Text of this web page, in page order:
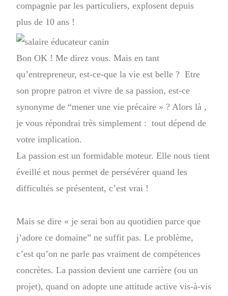
compagnie par les particuliers, explosent depuis
plus de 10 ans !
Bon OK ! Me direz vous. Mais en tant
qu’entrepreneur, est-ce-que la vie est belle ? Etre
son propre patron et vivre de sa passion, est-ce
synonyme de “mener une vie précaire » ? Alors là ,
je vous répondrai très simplement : tout dépend de
votre implication.
La passion est un formidable moteur. Elle nous tient
éveillé et nous permet de persévérer quand les
difficultés se présentent, c’est vrai !
Mais se dire « je serai bon au quotidien parce que
j’adore ce domaine” ne suffit pas. Le problème,
c’est qu’on ne parle pas vraiment de compétences
concrètes. La passion devient une carrière (ou un
projet), quand on adopte une attitude active vis-à-vis